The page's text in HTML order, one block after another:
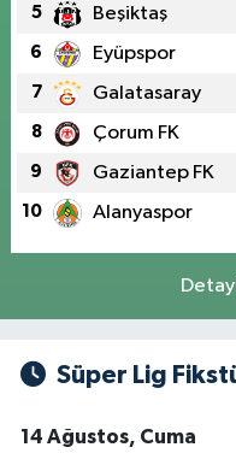
5 Beşiktaş
6 Eyüpspor
7 Galatasaray
8 Çorum FK
9 Gaziantep FK
10 Alanyaspor
Süper Lig
14 Ağustos, Cuma